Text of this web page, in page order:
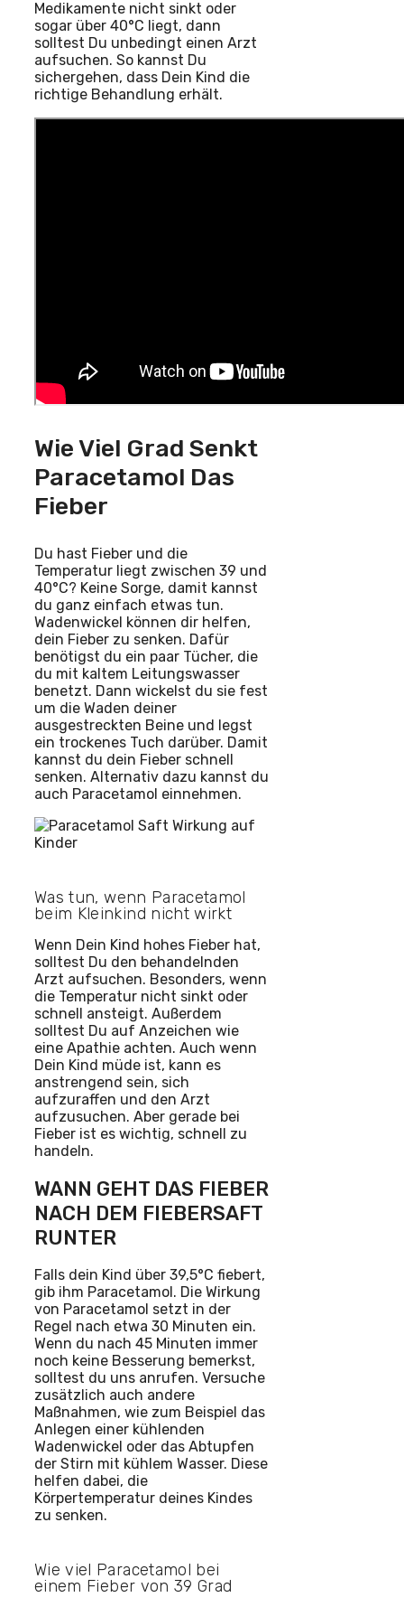
Medikamente nicht sinkt oder
sogar über 40°C liegt, dann
solltest Du unbedingt einen Arzt
aufsuchen. So kannst Du
sichergehen, dass Dein Kind die
richtige Behandlung erhält.
Wie Viel Grad Senkt
Paracetamol Das
Fieber
Du hast Fieber und die
Temperatur liegt zwischen 39 und
40°C? Keine Sorge, damit kannst
du ganz einfach etwas tun.
Wadenwickel können dir helfen,
dein Fieber zu senken. Dafür
benötigst du ein paar Tücher, die
du mit kaltem Leitungswasser
benetzt. Dann wickelst du sie fest
um die Waden deiner
ausgestreckten Beine und legst
ein trockenes Tuch darüber. Damit
kannst du dein Fieber schnell
senken. Alternativ dazu kannst du
auch Paracetamol einnehmen.
Was tun, wenn Paracetamol
beim Kleinkind nicht wirkt
Wenn Dein Kind hohes Fieber hat,
solltest Du den behandelnden
Arzt aufsuchen. Besonders, wenn
die Temperatur nicht sinkt oder
schnell ansteigt. Außerdem
solltest Du auf Anzeichen wie
eine Apathie achten. Auch wenn
Dein Kind müde ist, kann es
anstrengend sein, sich
aufzuraffen und den Arzt
aufzusuchen. Aber gerade bei
Fieber ist es wichtig, schnell zu
handeln.
WANN GEHT DAS FIEBER
NACH DEM FIEBERSAFT
RUNTER
Falls dein Kind über 39,5°C fiebert,
gib ihm Paracetamol. Die Wirkung
von Paracetamol setzt in der
Regel nach etwa 30 Minuten ein.
Wenn du nach 45 Minuten immer
noch keine Besserung bemerkst,
solltest du uns anrufen. Versuche
zusätzlich auch andere
Maßnahmen, wie zum Beispiel das
Anlegen einer kühlenden
Wadenwickel oder das Abtupfen
der Stirn mit kühlem Wasser. Diese
helfen dabei, die
Körpertemperatur deines Kindes
zu senken.
Wie viel Paracetamol bei
einem Fieber von 39 Grad